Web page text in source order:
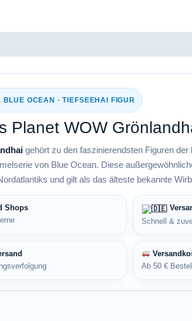
BLUE OCEAN · TIEFSEEHAI FIGUR
Planet WOW
gehört zu den faszinierendsten Figuren der
von Blue Ocean. Diese
und gilt als das älteste bekannte
Shops
Schnell &
Ab 50 €